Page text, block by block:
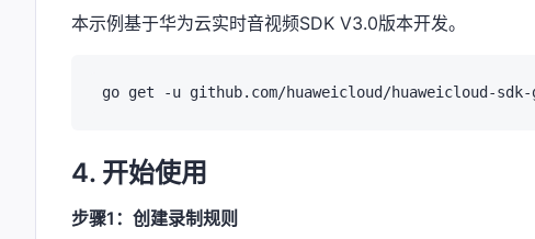
本示例基于华为云实时音视频SDK V3.0版本开发。
4. 开始使用
步骤1：创建录制规则